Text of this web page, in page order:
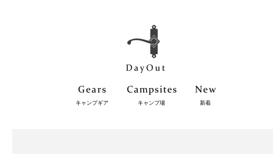
キャンプギア キャンプ場 新着